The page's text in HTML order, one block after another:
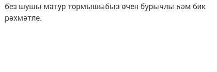
без шушы матур тормышыбыз өчен бурычлы һәм бик
рәхмәтле.